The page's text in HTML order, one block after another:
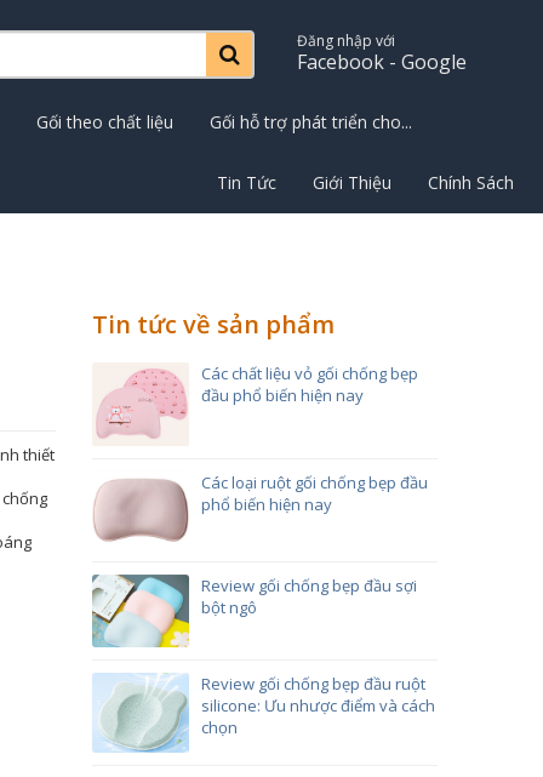
Đăng nhập với
Facebook - Google
Gối theo chất liệu Gối hỗ trợ phát triển cho...
Tin Tức Giới Thiệu Chính Sách
thiết
Tin tức về sản phẩm
Các chất liệu vỏ gối chống bẹp
đầu phổ biến hiện nay
Các loại ruột gối chống bẹp đầu
phổ biến hiện nay
Review gối chống bẹp đầu sợi
bột ngô
Review gối chống bẹp đầu ruột
silicone: Ưu nhược điểm và cách
chọn